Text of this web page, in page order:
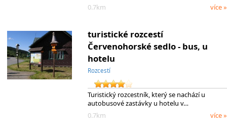
0.7km
více »
turistické rozcestí
Červenohorské sedlo - bus, u
hotelu
Rozcestí
Turistický rozcestník, který se nachází u
autobusové zastávky u hotelu v…
0.7km
více »